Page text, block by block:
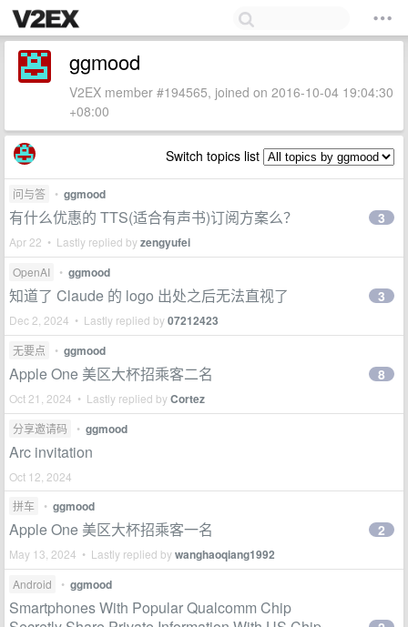
ggmood
V2EX member #194565, joined on 2016-10-04 19:04:30
+08:00
Switch topics list
问与答 • ggmood
有什么优惠的 TTS(适合有声书)订阅方案么？
Apr 22 • Lastly replied byzengyufei
3
OpenAI • ggmood
知道了 Claude 的 logo 出处之后无法直视了
Dec 2, 2024 • Lastly replied by07212423
3
无要点 • ggmood
Apple One 美区大杯招乘客二名
Oct 21, 2024 • Lastly replied byCortez
8
分享邀请码 • ggmood
Arc invitation
Oct 12, 2024
拼车
• ggmood
Apple One 美区大杯招乘客一名
May 13, 2024 • Lastly replied bywanghaoqiang1992
2
Android • ggmood
Smartphones With Popular Qualcomm Chip